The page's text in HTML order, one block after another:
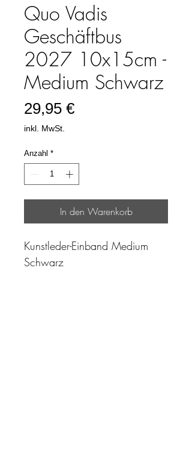
Quo Vadis
Geschäftbus
2027 10x15cm -
Medium Schwarz
29,95 €Preis
inkl. MwSt.
Anzahl *
In den Warenkorb
Kunstleder-Einband Medium
Schwarz